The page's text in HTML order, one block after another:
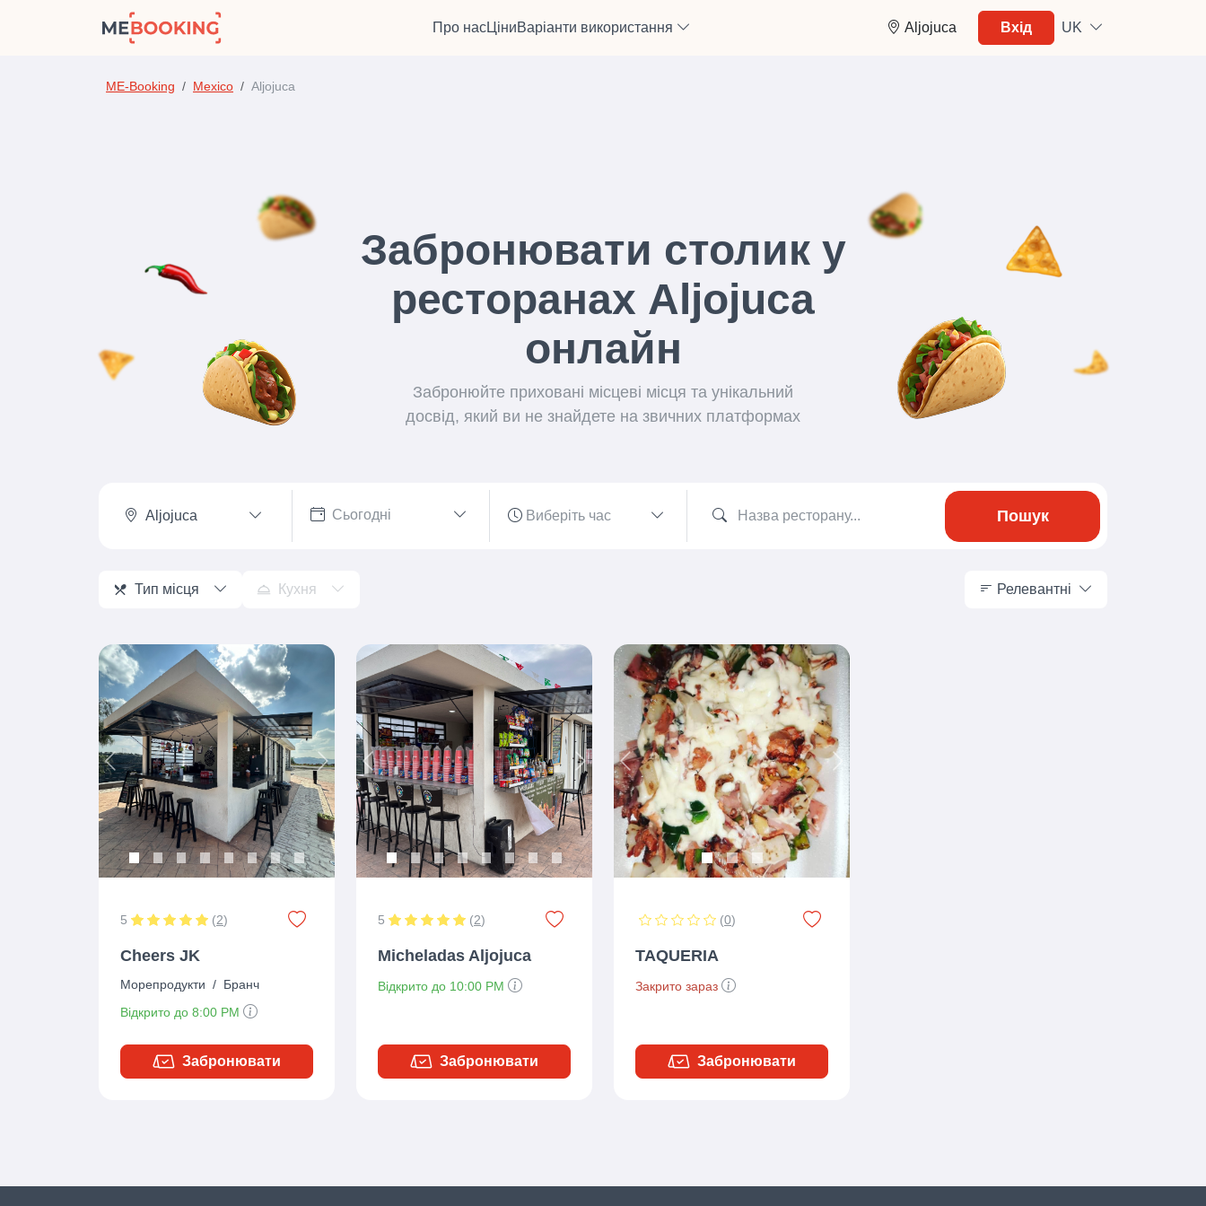
Про насЦіниВаріанти використання Aljojuca Вхід UK
ME-Booking Mexico Aljojuca
Забронювати столик у
ресторанах Aljojuca
онлайн
Забронюйте приховані місцеві місця та унікальний
досвід, який ви не знайдете на звичних платформах
Aljojuca Пошук
Тип місця Кухня
Релевантні
Previous Next
5 (2)
Cheers JK
Морепродукти / Бранч
Відкрито до 8:00 PM
Забронювати
Previous Next
5 (2)
Micheladas Aljojuca
Відкрито до 10:00 PM
Забронювати
Previous Next
(0)
TAQUERIA
Закрито зараз
Забронювати